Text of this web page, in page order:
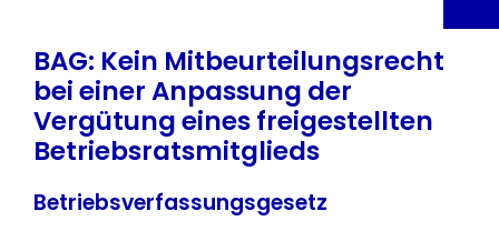
BAG: Kein Mitbeurteilungsrecht
bei einer Anpassung der
Vergütung eines freigestellten
Betriebsratsmitglieds
Betriebsverfassungsgesetz